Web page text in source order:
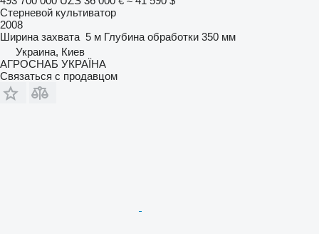
Стерневой культиватор
2008
Ширина захвата 5 м Глубина обработки 350 мм
Украина, Киев
АГРОСНАБ УКРАЇНА
Связаться с продавцом